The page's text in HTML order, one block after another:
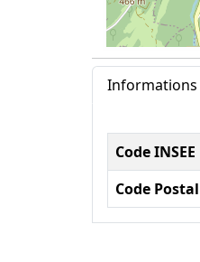
Informations
Code INSEE
Code Postal